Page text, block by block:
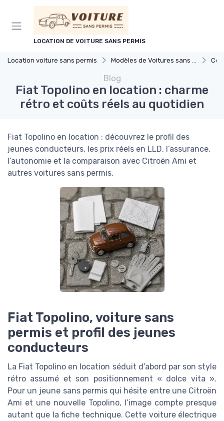
LOCATION DE VOITURE SANS PERMIS
Location voiture sans permis Modèles de Voitures sans Permis
Blog
Fiat Topolino en location : charme
rétro et coûts réels au quotidien
Fiat Topolino en location : découvrez le profil des
jeunes conducteurs, les prix réels en LLD, l’assurance,
l’autonomie et la comparaison avec Citroën Ami et
autres voitures sans permis.
Fiat Topolino, voiture sans
permis et profil des jeunes
conducteurs
La Fiat Topolino en location séduit d’abord par son style
rétro assumé et son positionnement « dolce vita ».
Pour un jeune sans permis qui hésite entre une Citroën
Ami et une nouvelle Topolino, l’image compte presque
autant que la fiche technique. Cette voiture électrique